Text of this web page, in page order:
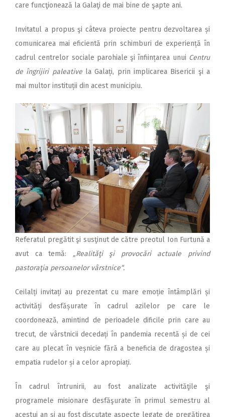
care funcţionează la Galaţi de mai bine de şapte ani.
Invitatul a propus şi câteva proiecte pentru dezvoltarea și
comunicarea mai eficientă prin schimburi de experiență în
cadrul centrelor sociale parohiale şi înființarea unui Centru
de îngrijiri paleativela Galați, prin implicarea Bisericii şi a
mai multor instituții din acest municipiu.
Referatul pregătit şi susţinut de către preotul Ion Furtună a
avut ca temă: „Realităţi şi provocări actuale privind
pastoraţia persoanelor vârstnice“.
Ceilalți invitați au prezentat cu mare emoție întâmplări și
activități desfășurate în cadrul azilelor pe care le
coordonează, amintind de perioadele dificile prin care au
trecut, de vârstnicii decedați în pandemia recentă și de cei
care au plecat în veșnicie fără a beneficia de dragostea și
empatia rudelor și a celor apropiați.
În cadrul întrunirii, au fost analizate activităţile şi
programele misionare desfăşurate în primul semestru al
acestui an şi au fost discutate aspecte legate de pregătirea